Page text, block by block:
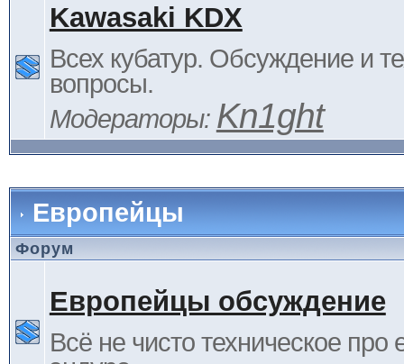
Kawasaki KDX
Всех кубатур. Обсуждение и
вопросы.
Модераторы: Kn1ght
Европейцы
Форум
Европейцы обсуждение
Всё не чисто техническое про